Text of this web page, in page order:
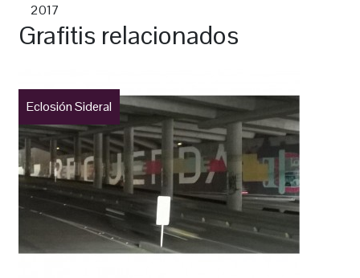
2017
Grafitis relacionados
Eclosión Sideral